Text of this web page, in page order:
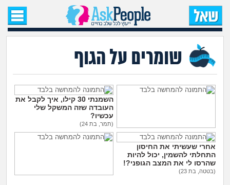
עמוד הבית
שאלות חדשות
שאלות שעוררו עניין
עצות חדשות
מתחם הטיפים
שומרים על הגוף
יש לי כינים וזה לא עובר, מה
עוד אני יכולה לנסות?
(נחמה, בת 22)
השמנתי 30 קילו, איך לקבל את
העובדה שזה המשקל שלי
עכשיו?
(תמר, בת 24)
אחרי שעשיתי את החיסון
התחלתי להשמין, יכול להיות
שהרסו לי את המצב הגופני?!
(בטטה, בת 23)